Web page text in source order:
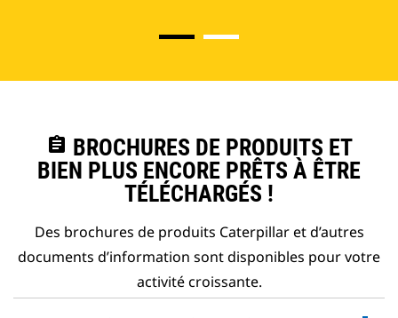
assignment BROCHURES DE PRODUITS ET
BIEN PLUS ENCORE PRÊTS À ÊTRE
TÉLÉCHARGÉS !
Des brochures de produits Caterpillar et d’autres
documents d’information sont disponibles pour votre
activité croissante.